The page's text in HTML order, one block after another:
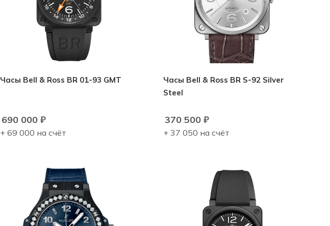
Часы Bell & Ross BR 01-93 GMT
690 000₽
+ 69 000 на счёт
Часы Bell & Ross BR S-92 Silver
Steel
370 500 ₽
+ 37 050 на счёт